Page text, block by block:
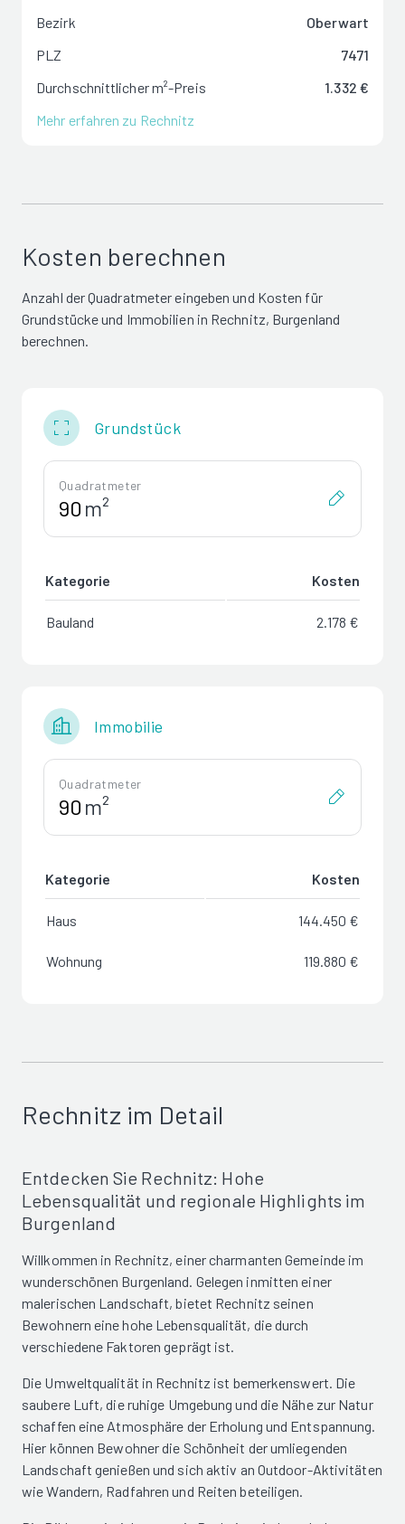
Bezirk
Oberwart
PLZ
7471
Durchschnittlicher m²-Preis
1.332 €
Mehr erfahren zu Rechnitz
Kosten berechnen
Anzahl der Quadratmeter eingeben und Kosten für
Grundstücke und Immobilien in Rechnitz, Burgenland
berechnen.
Grundstück
Quadratmeter
m²
Kategorie Kosten
Bauland 2.178 €
Immobilie
Quadratmeter
m²
Kategorie Kosten
Haus 144.450 €
Wohnung 119.880 €
Rechnitz im Detail
Entdecken Sie Rechnitz: Hohe
Lebensqualität und regionale Highlights im
Burgenland
Willkommen in Rechnitz, einer charmanten Gemeinde im
wunderschönen Burgenland. Gelegen inmitten einer
malerischen Landschaft, bietet Rechnitz seinen
Bewohnern eine hohe Lebensqualität, die durch
verschiedene Faktoren geprägt ist.
Die Umweltqualität in Rechnitz ist bemerkenswert. Die
saubere Luft, die ruhige Umgebung und die Nähe zur Natur
schaffen eine Atmosphäre der Erholung und Entspannung.
Hier können Bewohner die Schönheit der umliegenden
Landschaft genießen und sich aktiv an Outdoor-Aktivitäten
wie Wandern, Radfahren und Reiten beteiligen.